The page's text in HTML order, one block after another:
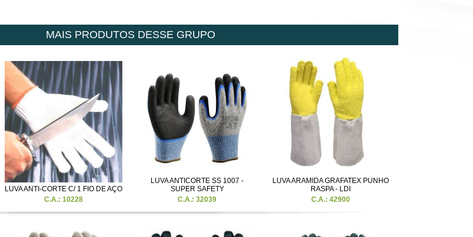
MAIS PRODUTOS DESSE GRUPO
LUVA ANTI-CORTE C/ 1 FIO DE AÇO
C.A.: 10228
LUVA ANTICORTE SS 1007 -
SUPER SAFETY
C.A.: 32039
LUVA ARAMIDA GRAFATEX PUNHO
RASPA - LDI
C.A.: 42900